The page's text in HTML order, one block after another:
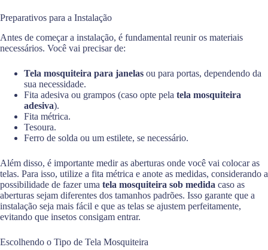
Preparativos para a Instalação
Antes de começar a instalação, é fundamental reunir os materiais
necessários. Você vai precisar de:
Tela mosquiteira para janelas ou para portas, dependendo da
sua necessidade.
Fita adesiva ou grampos (caso opte pela tela mosquiteira
adesiva).
Fita métrica.
Tesoura.
Ferro de solda ou um estilete, se necessário.
Além disso, é importante medir as aberturas onde você vai colocar as
telas. Para isso, utilize a fita métrica e anote as medidas, considerando a
possibilidade de fazer uma tela mosquiteira sob medida caso as
aberturas sejam diferentes dos tamanhos padrões. Isso garante que a
instalação seja mais fácil e que as telas se ajustem perfeitamente,
evitando que insetos consigam entrar.
Escolhendo o Tipo de Tela Mosquiteira